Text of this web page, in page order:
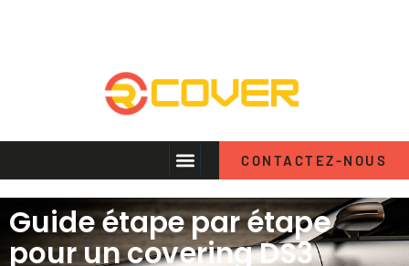
CONTACTEZ-NOUS
Guide étape par étape
pour un covering DS3